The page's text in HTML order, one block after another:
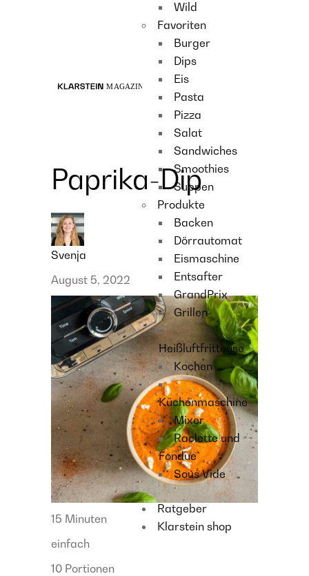
Wild
Favoriten
Burger
Dips
Eis
Pasta
Pizza
Salat
Sandwiches
Smoothies
Suppen
Produkte
Backen
Dörrautomat
Eismaschine
Entsafter
GrandPrix
Grillen
Heißluftfritteuse
Kochen
Küchenmaschine
Mixer
Raclette und
Fondue
Sous Vide
Ratgeber
Klarstein shop
Paprika-Dip
Svenja
August 5, 2022
15 Minuten
einfach
10 Portionen